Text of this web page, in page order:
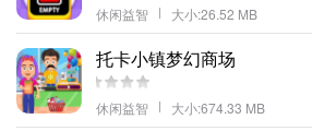
休闲益智 大小:26.52 MB
托卡小镇梦幻商场
休闲益智 大小:674.33 MB